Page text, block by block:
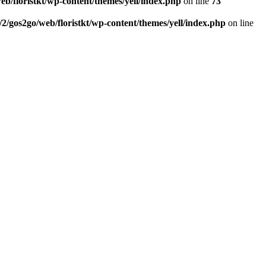
2/gos2go/web/floristkt/wp-content/themes/yell/index.php on line